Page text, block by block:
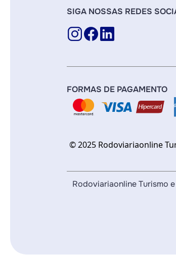
SIGA NOSSAS REDES
FORMAS DE PAGAMENTO
© 2025 Rodoviariaonline
Rodoviariaonline Turismo e